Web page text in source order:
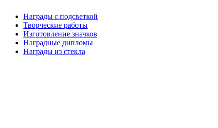
Награды с подсветкой
Творческие работы
Изготовление значков
Наградные дипломы
Награды из стекла